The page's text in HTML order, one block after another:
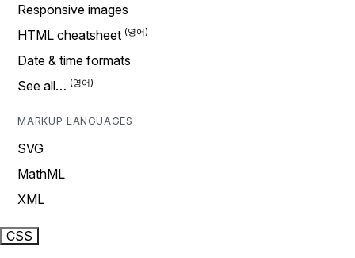
Responsive images
HTML cheatsheet
Date & time formats
See all…
MARKUP LANGUAGES
SVG
MathML
XML
CSS